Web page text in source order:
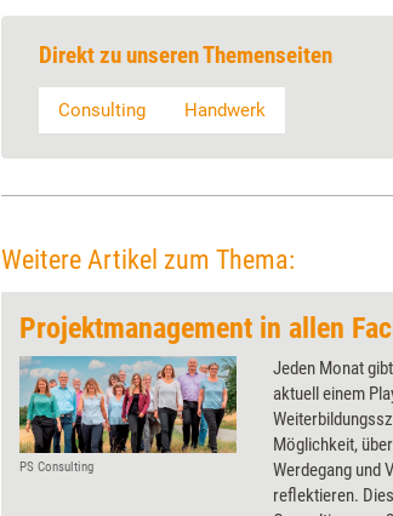
Direkt zu unseren Themenseiten
Consulting Handwerk
Weitere Artikel zum Thema:
Projektmanagement in allen
PS Consulting
Jeden Monat
aktuell einem
Möglichkeit,
Werdegang und
reflektieren.